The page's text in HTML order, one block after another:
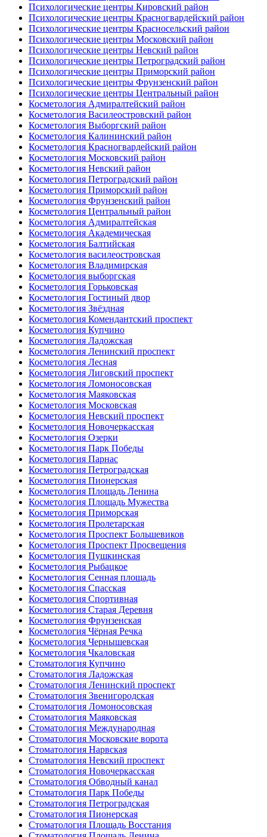
Психологические центры Кировский район
Психологические центры Красногвардейский район
Психологические центры Красносельский район
Психологические центры Московский район
Психологические центры Невский район
Психологические центры Петроградский район
Психологические центры Приморский район
Психологические центры Фрунзенский район
Психологические центры Центральный район
Косметология Адмиралтейский район
Косметология Василеостровский район
Косметология Выборгский район
Косметология Калининский район
Косметология Красногвардейский район
Косметология Московский район
Косметология Невский район
Косметология Петроградский район
Косметология Приморский район
Косметология Фрунзенский район
Косметология Центральный район
Косметология Адмиралтейская
Косметология Академическая
Косметология Балтийская
Косметология василеостровская
Косметология Владимирская
Косметология выборгская
Косметология Горьковская
Косметология Гостиный двор
Косметология Звёздная
Косметология Комендантский проспект
Косметология Купчино
Косметология Ладожская
Косметология Ленинский проспект
Косметология Лесная
Косметология Лиговский проспект
Косметология Ломоносовская
Косметология Маяковская
Косметология Московская
Косметология Невский проспект
Косметология Новочеркасская
Косметология Озерки
Косметология Парк Победы
Косметология Парнас
Косметология Петроградская
Косметология Пионерская
Косметология Площадь Ленина
Косметология Площадь Мужества
Косметология Приморская
Косметология Пролетарская
Косметология Проспект Большевиков
Косметология Проспект Просвещения
Косметология Пушкинская
Косметология Рыбацкое
Косметология Сенная площадь
Косметология Спасская
Косметология Спортивная
Косметология Старая Деревня
Косметология Фрунзенская
Косметология Чёрная Речка
Косметология Чернышевская
Косметология Чкаловская
Стоматология Купчино
Стоматология Ладожская
Стоматология Ленинский проспект
Стоматология Звенигородская
Стоматология Ломоносовская
Стоматология Маяковская
Стоматология Международная
Стоматология Московские ворота
Стоматология Нарвская
Стоматология Невский проспект
Стоматология Новочеркасская
Стоматология Обводный канал
Стоматология Парк Победы
Стоматология Петроградская
Стоматология Пионерская
Стоматология Площадь Восстания